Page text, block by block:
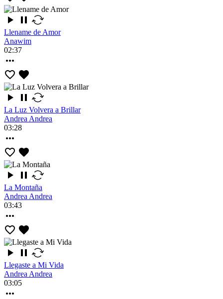
Llename de Amor
Anawim
02:37
La Luz Volvera a Brillar
Andrea Andrea
03:28
La Montaña
Andrea Andrea
03:43
Llegaste a Mi Vida
Andrea Andrea
03:05